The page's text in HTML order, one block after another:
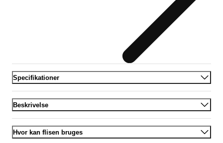
Specifikationer
Beskrivelse
Hvor kan flisen bruges